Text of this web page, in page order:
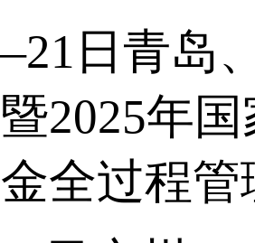
日青岛
2025年
全过程